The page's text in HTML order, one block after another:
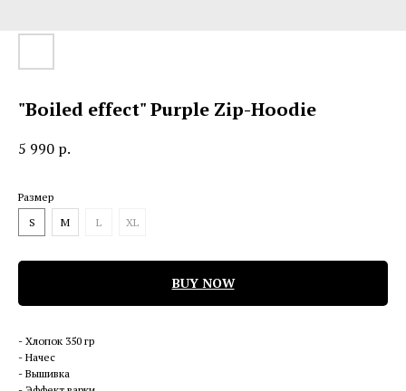
"Boiled effect" Purple Zip-Hoodie
5 990 р.
Размер
S
M L XL
BUY NOW
- Хлопок 350 гр
- Начес
- Вышивка